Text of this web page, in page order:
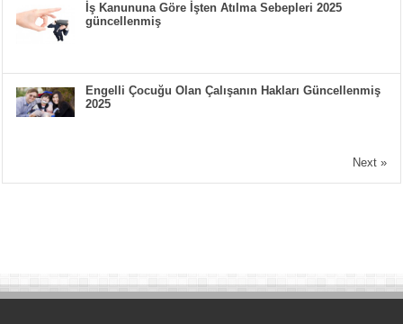
İş Kanununa Göre İşten Atılma Sebepleri 2025
güncellenmiş
Engelli Çocuğu Olan Çalışanın Hakları Güncellenmiş
2025
Next »